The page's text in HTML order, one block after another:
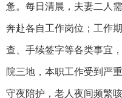
惫。每日清晨，夫妻二人
奔赴各自工作岗位；工作
查、手续签字等各类事宜
院三地，本职工作受到严
守夜陪护，老人夜间频繁